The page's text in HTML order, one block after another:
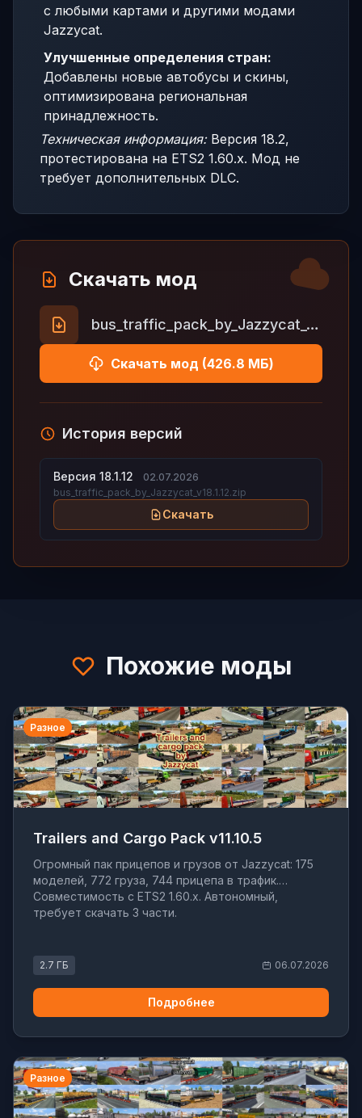
с любыми картами и другими модами
Jazzycat.
Улучшенные определения стран:
Добавлены новые автобусы и скины,
оптимизирована региональная
принадлежность.
Техническая информация:Версия 18.2,
протестирована на ETS2 1.60.x. Мод не
требует дополнительных DLC.
Скачать мод
bus_traffic_pack_by_Jazzycat_v18.2.zip
Скачать мод (426.8 МБ)
История версий
Версия 18.1.12
02.07.2026
bus_traffic_pack_by_Jazzycat_v18.1.12.zip
Скачать
Похожие моды
Разное
Trailers and Cargo Pack v11.10.5
Огромный пак прицепов и грузов от Jazzycat: 175
моделей, 772 груза, 744 прицепа в трафик.
Совместимость с ETS2 1.60.x. Автономный,
требует скачать 3 части.
2.7 ГБ 06.07.2026
Подробнее
Разное